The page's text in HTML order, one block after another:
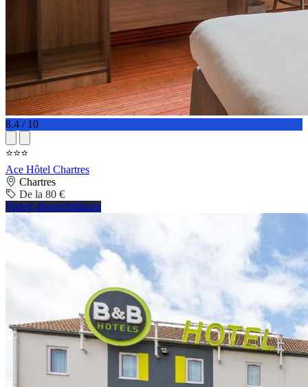
8.4 / 10
⭐⭐⭐
Ace Hôtel Chartres
Chartres
De la 80 €
Vedeți disponibilitatea